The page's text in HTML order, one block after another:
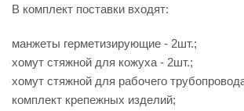
В комплект поставки входят:
манжеты герметизирующие - 2шт.;
хомут стяжной для кожуха - 2шт.;
хомут стяжной для рабочего
комплект крепежных изделий;